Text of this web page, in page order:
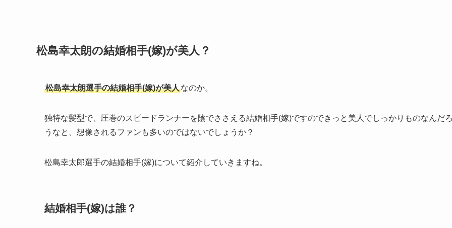
松島幸太朗の結婚相手(嫁)が美人？
松島幸太朗選手の結婚相手(嫁)が美人なのか。
独特な髪型で、圧巻のスピードランナーを陰でささえる結婚相手(嫁)ですのできっと美人でしっかりものなんだ
うなと、想像されるファンも多いのではないでしょうか？
松島幸太郎選手の結婚相手(嫁)について紹介していきますね。
結婚相手(嫁)は誰？